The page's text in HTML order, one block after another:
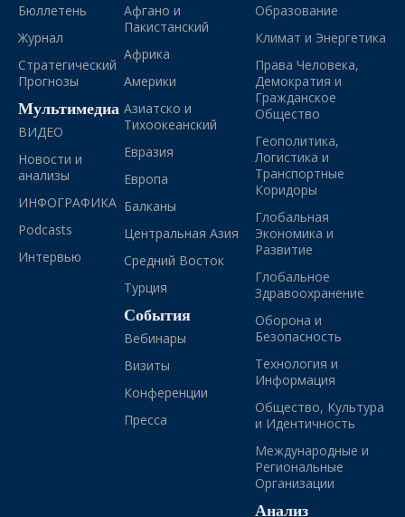
Бюллетень
Журнал
Стратегический
Прогнозы
Мультимедиа
ВИДЕО
Новости и
анализы
ИНФОГРАФИКА
Podcasts
Интервью
Афгано и
Пакистанский
Африка
Америки
Азиатско и
Тихоокеанский
Евразия
Европа
Балканы
Центральная Азия
Средний Восток
Турция
События
Вебинары
Визиты
Конференции
Пресса
Образование
Климат и Энергетика
Права Человека,
Демократия и
Гражданское
Общество
Геополитика,
Логистика и
Транспортные
Коридоры
Глобальная
Экономика и
Развитие
Глобальное
Здравоохранение
Оборона и
Безопасность
Технология и
Информация
Общество, Культура
и Идентичность
Международные и
Региональные
Организации
Анализ